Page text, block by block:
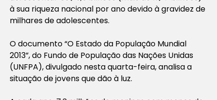
à sua riqueza nacional por ano devido à gravidez de
milhares de adolescentes.
O documento “O Estado da População Mundial
2013”, do Fundo de População das Nações Unidas
(UNFPA), divulgado nesta quarta-feira, analisa a
situação de jovens que dão à luz.